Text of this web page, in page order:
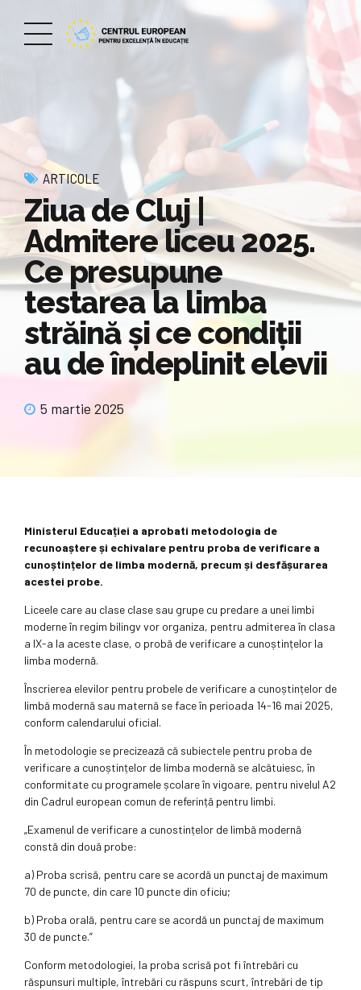
ARTICOLE
Ziua de Cluj |
Admitere liceu 2025.
Ce presupune
testarea la limba
străină și ce condiții
au de îndeplinit elevii
5 martie 2025
Ministerul Educației a aprobati metodologia de
recunoaștere și echivalare pentru proba de verificare a
cunoștințelor de limba modernă, precum și desfășurarea
acestei probe.
Liceele care au clase clase sau grupe cu predare a unei limbi
moderne în regim bilingv vor organiza, pentru admiterea în clasa
a IX-a la aceste clase, o probă de verificare a cunoștințelor la
limba modernă.
Înscrierea elevilor pentru probele de verificare a cunoștințelor de
limbă modernă sau maternă se face în perioada 14-16 mai 2025,
conform calendarului oficial.
În metodologie se precizează că subiectele pentru proba de
verificare a cunoștințelor de limba modernă se alcătuiesc, în
conformitate cu programele școlare în vigoare, pentru nivelul A2
din Cadrul european comun de referință pentru limbi.
„Examenul de verificare a cunostințelor de limbă modernă
constă din două probe:
a) Proba scrisă, pentru care se acordă un punctaj de maximum
70 de puncte, din care 10 puncte din oficiu;
b) Proba orală, pentru care se acordă un punctaj de maximum
30 de puncte.”
Conform metodologiei, la proba scrisă pot fi întrebări cu
răspunsuri multiple, întrebări cu răspuns scurt, întrebări de tip